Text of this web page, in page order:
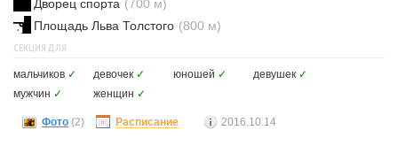
Дворец спорта (700 м)
Площадь Льва Толстого (800 м)
СЕКЦИЯ ДЛЯ
мальчиков ✓ девочек ✓ юношей ✓ девушек ✓
мужчин ✓ женщин ✓
Фото (2) Расписание 2016.10.14